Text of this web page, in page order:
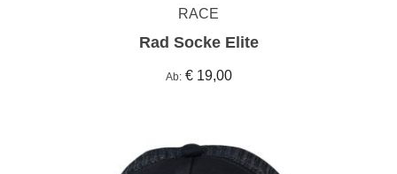
RACE
Rad Socke Elite
Ab € 19,00